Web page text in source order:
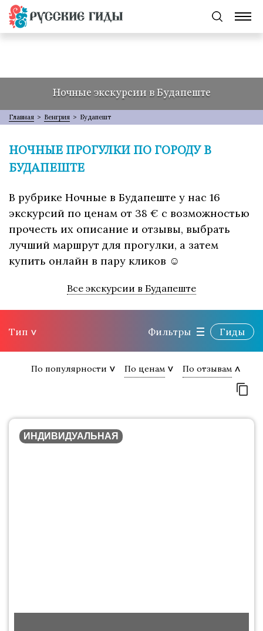
Ночные экскурсии в Будапеште
Главная > Венгрия > Будапешт
НОЧНЫЕ ПРОГУЛКИ ПО ГОРОДУ В
БУДАПЕШТЕ
В рубрике Ночные в Будапеште у нас 16
экскурсий по ценам от 38 € с возможностью
прочесть их описание и отзывы, выбрать
лучший маршрут для прогулки, а затем
купить онлайн в пару кликов ☺
Все экскурсии в Будапеште
Тип Фильтры Гиды
По популярности По ценам По отзывам
ИНДИВИДУАЛЬНАЯ